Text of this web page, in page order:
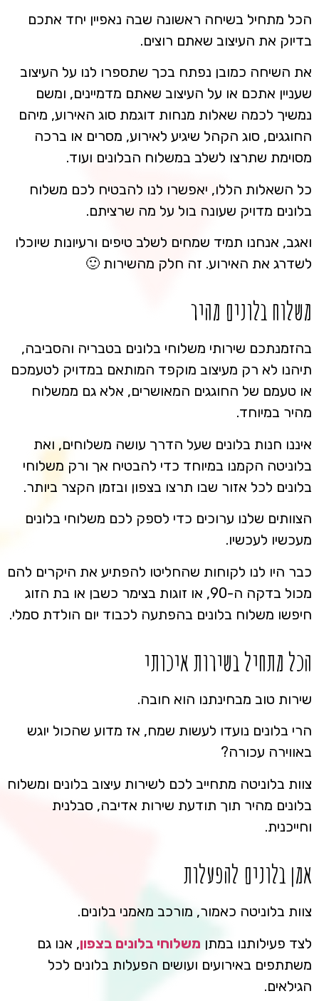
הכל מתחיל בשיחה ראשונה שבה נאפיין יחד אתכם
בדיוק את העיצוב שאתם רוצים.
את השיחה כמובן נפתח בכך שתספרו לנו על העיצוב
שעניין אתכם או על העיצוב שאתם מדמיינים, ומשם
נמשיך לכמה שאלות מנחות דוגמת סוג האירוע, מיהם
החוגגים, סוג הקהל שיגיע לאירוע, מסרים או ברכה
מסוימת שתרצו לשלב במשלוח הבלונים ועוד.
כל השאלות הללו, יאפשרו לנו להבטיח לכם משלוח
בלונים מדויק שעונה בול על מה שרציתם.
ואגב, אנחנו תמיד שמחים לשלב טיפים ורעיונות שיוכלו
לשדרג את האירוע. זה חלק מהשירות 🙂
משלוח בלונים מהיר
בהזמנתכם שירותי משלוחי בלונים בטבריה והסביבה,
תיהנו לא רק מעיצוב מוקפד המותאם במדויק לטעמכם
או טעמם של החוגגים המאושרים, אלא גם ממשלוח
מהיר במיוחד.
איננו חנות בלונים שעל הדרך עושה משלוחים, ואת
בלוניטה הקמנו במיוחד כדי להבטיח אך ורק משלוחי
בלונים לכל אזור שבו תרצו בצפון ובזמן הקצר ביותר.
הצוותים שלנו ערוכים כדי לספק לכם משלוחי בלונים
מעכשיו לעכשיו.
כבר היו לנו לקוחות שהחליטו להפתיע את היקרים להם
מכול בדקה ה-90, או זוגות בצימר כשבן או בת הזוג
חיפשו משלוח בלונים בהפתעה לכבוד יום הולדת סמלי.
הכל מתחיל בשירות איכותי
שירות טוב מבחינתנו הוא חובה.
הרי בלונים נועדו לעשות שמח, אז מדוע שהכול יוגש
באווירה עכורה?
צוות בלוניטה מתחייב לכם לשירות עיצוב בלונים ומשלוח
בלונים מהיר תוך תודעת שירות אדיבה, סבלנית
וחייכנית.
אמן בלונים להפעלות
צוות בלוניטה כאמור, מורכב מאמני בלונים.
לצד פעילותנו במתן משלוחי בלונים בצפון, אנו גם
משתתפים באירועים ועושים הפעלות בלונים לכל
הגילאים.